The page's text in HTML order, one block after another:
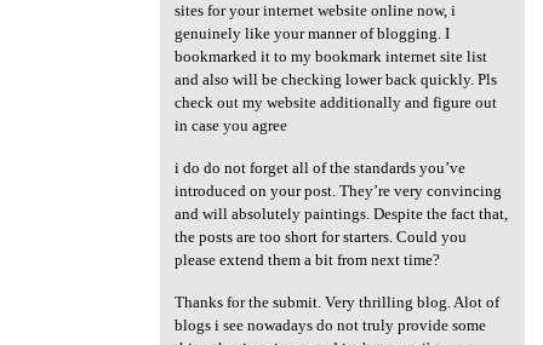
sites for your internet website online now, i
genuinely like your manner of blogging. I
bookmarked it to my bookmark internet site list
and also will be checking lower back quickly. Pls
check out my website additionally and figure out
in case you agree
i do do not forget all of the standards you’ve
introduced on your post. They’re very convincing
and will absolutely paintings. Despite the fact that,
the posts are too short for starters. Could you
please extend them a bit from next time?
Thanks for the submit. Very thrilling blog. Alot of
blogs i see nowadays do not truly provide some